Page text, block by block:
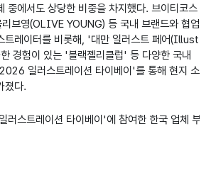
중에서도 상당한 비중을 차지했다. 브이티코스
브영(OLIVE YOUNG) 등 국내 브랜드와 협업
트레이터를 비롯해, '대만 일러스트 페어(Illust
경험이 있는 '블랙젤리클럽' 등 다양한 국내
일러스트레이션 타이베이'를 통해 현지 소